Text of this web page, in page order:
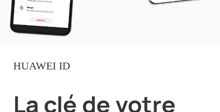
HUAWEI ID
La clé de votre